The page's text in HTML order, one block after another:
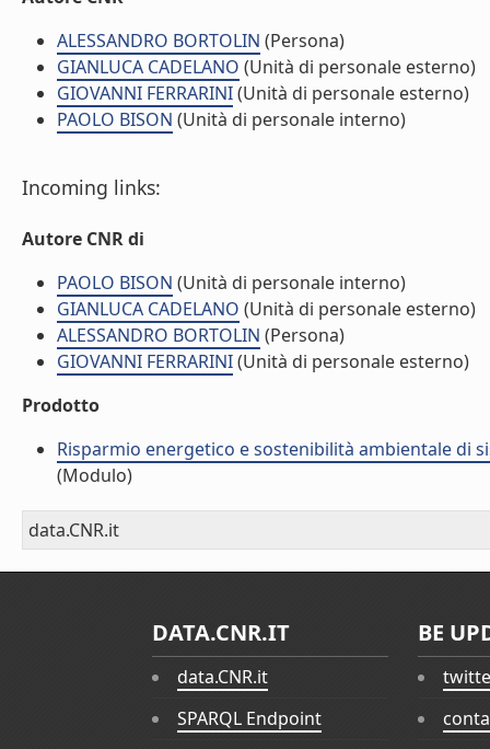
ALESSANDRO BORTOLIN (Persona)
GIANLUCA CADELANO (Unità di personale esterno)
GIOVANNI FERRARINI(Unità di personale esterno)
PAOLO BISON (Unità di personale interno)
Incoming links:
Autore CNR di
PAOLO BISON (Unità di personale interno)
GIANLUCA CADELANO (Unità di personale esterno)
ALESSANDRO BORTOLIN (Persona)
GIOVANNI FERRARINI(Unità di personale esterno)
Prodotto
Risparmio energetico e sostenibilità ambientale di
(Modulo)
data.CNR.it
DATA.CNR.IT
data.CNR.it
SPARQL Endpoint
BE